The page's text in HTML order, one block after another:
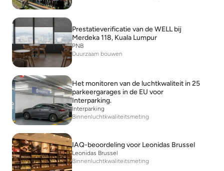
Prestatieverificatie van de WELL bij
Merdeka 118, Kuala Lumpur
PNB
Duurzaam bouwen
Het monitoren van de luchtkwaliteit in 25
parkeergarages in de EU voor
Interparking.
Interparking
Binnenluchtkwaliteitsmeting
IAQ-beoordeling voor Leonidas Brussel
Leonidas Brussel
Binnenluchtkwaliteitsmeting